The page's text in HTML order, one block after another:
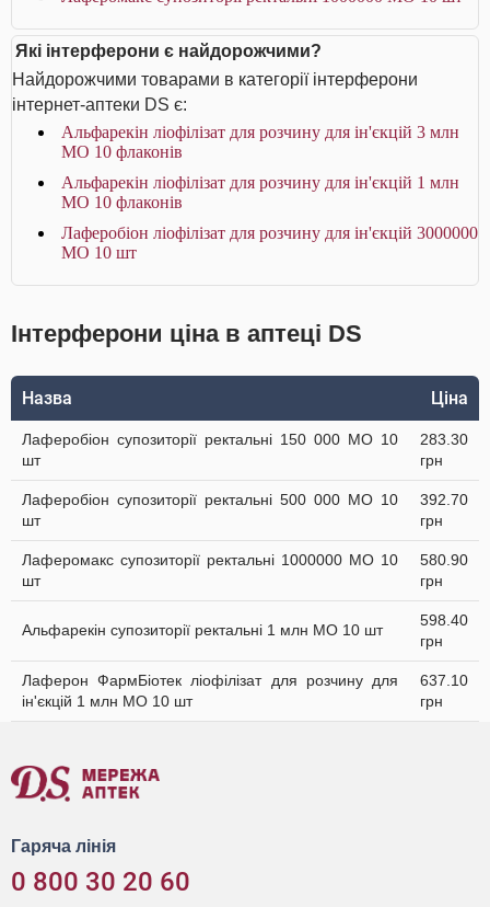
Які інтерферони є найдорожчими?
Найдорожчими товарами в категорії інтерферони
інтернет-аптеки DS є:
Альфарекін ліофілізат для розчину для ін'єкцій 3 млн
МО 10 флаконів
Альфарекін ліофілізат для розчину для ін'єкцій 1 млн
МО 10 флаконів
Лаферобіон ліофілізат для розчину для ін'єкцій 3000000
МО 10 шт
Інтерферони ціна в аптеці DS
Назва Ціна
Лаферобіон супозиторії ректальні 150 000 МО 10
шт
283.30
грн
Лаферобіон супозиторії ректальні 500 000 МО 10
шт
392.70
грн
Лаферомакс супозиторії ректальні 1000000 МО 10
шт
580.90
грн
Альфарекін супозиторії ректальні 1 млн МО 10 шт
598.40
грн
Лаферон ФармБіотек ліофілізат для розчину для
ін'єкцій 1 млн МО 10 шт
637.10
грн
Гаряча лінія
0 800 30 20 60